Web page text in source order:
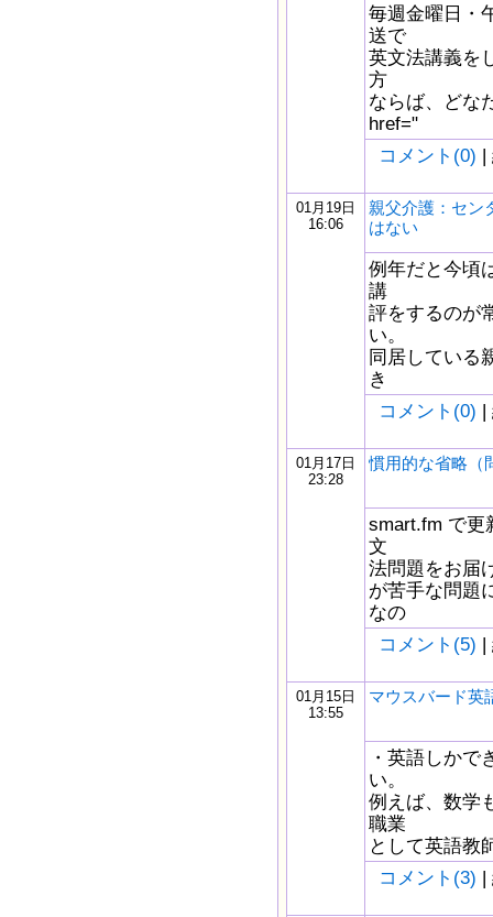
毎週金曜日・
送で
英文法講義を
方
ならば、どな
href="
コメント(0) |
01月19日
16:06
親父介護：セン
はない
例年だと今頃
講
評をするのが
い。
同居している
き
コメント(0) |
01月17日
23:28
慣用的な省略（
smart.fm で更
文
法問題をお届
が苦手な問題
なの
コメント(5) |
01月15日
13:55
マウスバード英
・英語しかで
い。
例えば、数学
職業
として英語教
コメント(3) |